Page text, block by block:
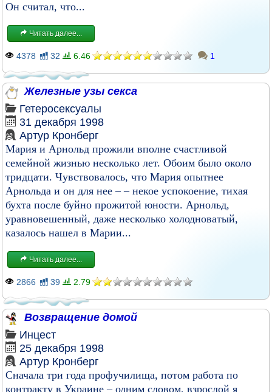
Он считал, что...
Читать далее...
4378 32 6.46 1
Железные узы секса
Гетеросексуалы
31 декабря 1998
Артур Кронберг
Мария и Арнольд прожили вполне счастливой
семейной жизнью несколько лет. Обоим было около
тридцати. Чувствовалось, что Мария опытнее
Арнольда и он для нее – – некое успокоение, тихая
бухта после буйно прожитой юности. Арнольд,
уравновешенный, даже несколько холодноватый,
казалось нашел в Марии...
Читать далее...
2866 39 2.79
Возвращение домой
Инцест
25 декабря 1998
Артур Кронберг
Сначала три года профучилища, потом работа по
контракту в Украине – одним словом, взрослой я